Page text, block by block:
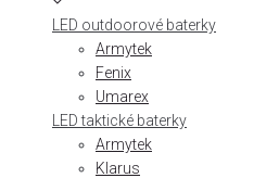
LED outdoorové baterky
Armytek
Fenix
Umarex
LED taktické baterky
Armytek
Klarus